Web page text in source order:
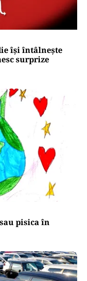
își întâlnește
surprize
pisica în